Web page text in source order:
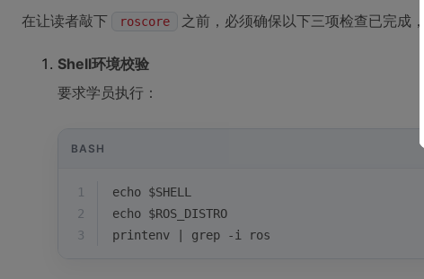
在让读者敲下 roscore 之前，必须确保以下三项检查已完成
Shell环境校验
要求学员执行：
BASH
1 echo $SHELL
2
echo $ROS_DISTRO
3
printenv | grep -i ros